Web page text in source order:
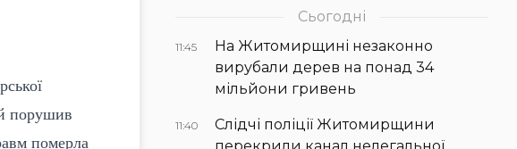
порушив
померла
Сьогодні
11:45
На Житомирщині незаконно
вирубали дерев на понад 34
мільйони гривень
11:40
Слідчі поліції Житомирщини